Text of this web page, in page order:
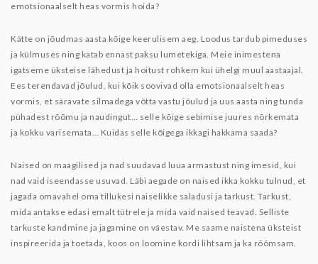
emotsionaalselt heas vormis hoida?
Kätte on jõudmas aasta kõige keerulisem aeg. Loodus tardub pimeduses
ja külmuses ning katab ennast paksu lumetekiga. Meie inimestena
igatseme üksteise lähedust ja hoitust rohkem kui ühelgi muul aastaajal.
Ees terendavad jõulud, kui kõik soovivad olla emotsionaalselt heas
vormis, et säravate silmadega võtta vastu jõulud ja uus aasta ning tunda
pühadest rõõmu ja naudingut… selle kõige sebimise juures nõrkemata
ja kokku varisemata… Kuidas selle kõigega ikkagi hakkama saada?
Naised on maagilised ja nad suudavad luua armastust ning imesid, kui
nad vaid iseendasse usuvad. Läbi aegade on naised ikka kokku tulnud, et
jagada omavahel oma tillukesi naiselikke saladusi ja tarkust. Tarkust,
mida antakse edasi emalt tütrele ja mida vaid naised teavad. Selliste
tarkuste kandmine ja jagamine on väestav. Me saame naistena üksteist
inspireerida ja toetada, koos on loomine kordi lihtsam ja ka rõõmsam.